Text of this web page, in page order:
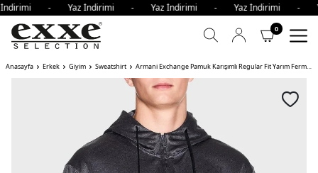
- Yaz İndirimi - Yaz İndirimi - Yaz
0
Anasayfa Erkek Giyim Sweatshirt Armani Exchange Pamuk Karışımlı Regular Fit Yarım Fermuarlı Kapüşonlu Erkek Sweat